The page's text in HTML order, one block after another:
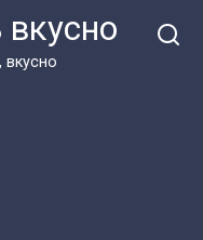
вкусно
вкусно